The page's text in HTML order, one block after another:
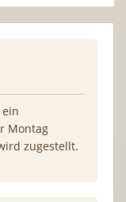
Montag
zugestellt.